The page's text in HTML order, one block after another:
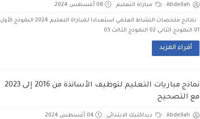
Abdellah مباراة التعليم 08 أغسطس 2024
نماذج ملخصات النشاط العلمي استعدادا لمباراة التعليم 2024 النموذج الأول
01 النموذج الثاني 02 النموذج الثالث 03
أقراء المزيد
نماذج مباريات التعليم لتوظيف الأساتذة من 2016 إلى 2023
مع التصحيح
Abdellah ديداكتيك الابتدائي 04 أغسطس 2024